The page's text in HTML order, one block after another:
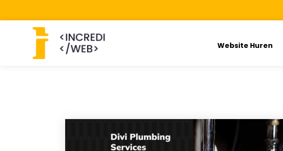
Website Huren